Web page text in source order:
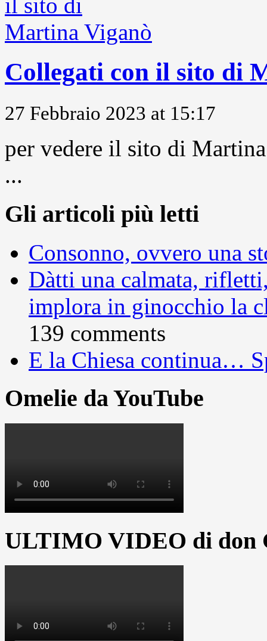
Collegati con il sito di
27 Febbraio 2023 at 15:17
per vedere il sito di
...
Gli articoli più letti
Consonno, ovvero una
Dàtti una calmata,
implora in ginocchio la
139 comments
E la Chiesa continua…
Omelie da YouTube
ULTIMO VIDEO di don